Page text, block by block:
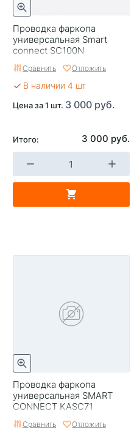
Проводка фаркопа
универсальная Smart
connect SC100N
Сравнить Отложить
В наличии 4 шт
Цена за 1 шт. 3 000 руб.
Итого: 3 000 руб.
Проводка фаркопа
универсальная SMART
CONNECT KASC71
Сравнить Отложить